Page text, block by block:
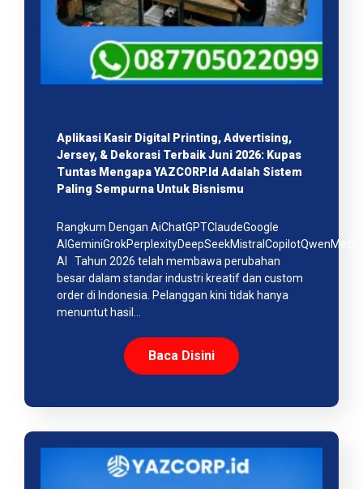
Aplikasi Kasir Digital Printing, Advertising,
Jersey, & Dekorasi Terbaik Juni 2026: Kupas
Tuntas Mengapa YAZCORP.id Adalah Sistem
Paling Sempurna Untuk Bisnismu
Rangkum Dengan AiChatGPTClaudeGoogle
AIGeminiGrokPerplexityDeepSeekMistralCopilotQwenMeta
AI Tahun 2026 telah membawa perubahan
besar dalam standar industri kreatif dan custom
order di Indonesia. Pelanggan kini tidak hanya
menuntut hasil…
Baca Disini